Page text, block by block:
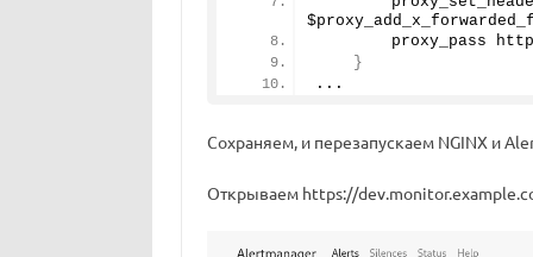
proxy_pass
}
...
Сохраняем, и перезапускаем NGINX и
Открываем https://